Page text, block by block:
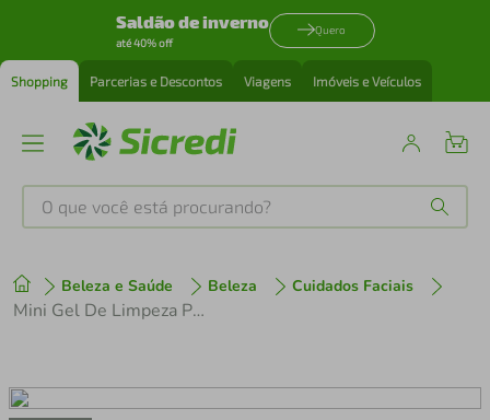
Saldão de inverno
até 40% off
Quero
Shopping Parcerias e Descontos Viagens Imóveis e Veículos
O que você está procurando?
Beleza e Saúde Beleza Cuidados Faciais
Mini Gel De Limpeza Pele Mista A Oleosa Panvel Faces 50g
1º tenis